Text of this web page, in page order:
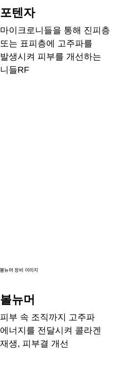
포텐자
마이크로니들을 통해 진피층
또는 표피층에 고주파를
발생시켜 피부를 개선하는
니들RF
볼뉴머 장비 이미지
볼뉴머
피부 속 조직까지 고주파
에너지를 전달시켜 콜라겐
재생, 피부결 개선